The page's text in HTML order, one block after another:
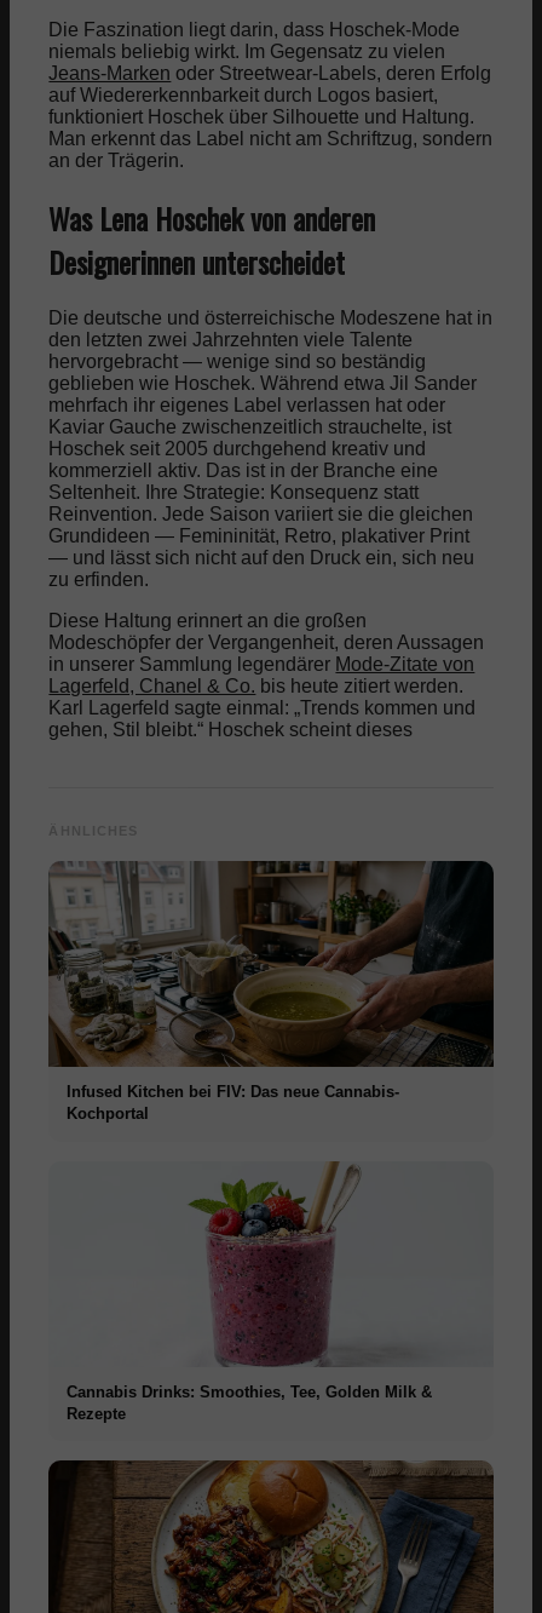
Die Faszination liegt darin, dass Hoschek-Mode
niemals beliebig wirkt. Im Gegensatz zu vielen
Jeans-Marken oder Streetwear-Labels, deren Erfolg
auf Wiedererkennbarkeit durch Logos basiert,
funktioniert Hoschek über Silhouette und Haltung.
Man erkennt das Label nicht am Schriftzug, sondern
an der Trägerin.
Was Lena Hoschek von anderen
Designerinnen unterscheidet
Die deutsche und österreichische Modeszene hat in
den letzten zwei Jahrzehnten viele Talente
hervorgebracht — wenige sind so beständig
geblieben wie Hoschek. Während etwa Jil Sander
mehrfach ihr eigenes Label verlassen hat oder
Kaviar Gauche zwischenzeitlich strauchelte, ist
Hoschek seit 2005 durchgehend kreativ und
kommerziell aktiv. Das ist in der Branche eine
Seltenheit. Ihre Strategie: Konsequenz statt
Reinvention. Jede Saison variiert sie die gleichen
Grundideen — Femininität, Retro, plakativer Print
— und lässt sich nicht auf den Druck ein, sich neu
zu erfinden.
Diese Haltung erinnert an die großen
Modeschöpfer der Vergangenheit, deren Aussagen
in unserer Sammlung legendärer Mode-Zitate von
Lagerfeld, Chanel & Co. bis heute zitiert werden.
Karl Lagerfeld sagte einmal: „Trends kommen und
gehen, Stil bleibt.“ Hoschek scheint dieses
ÄHNLICHES
Infused Kitchen bei FIV: Das neue Cannabis-
Kochportal
Cannabis Drinks: Smoothies, Tee, Golden Milk &
Rezepte